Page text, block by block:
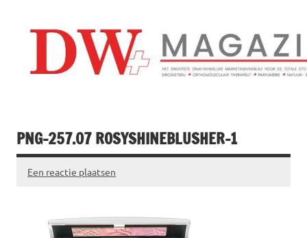
inhoud
PNG-257.07 ROSYSHINEBLUSHER-1
Een reactie plaatsen